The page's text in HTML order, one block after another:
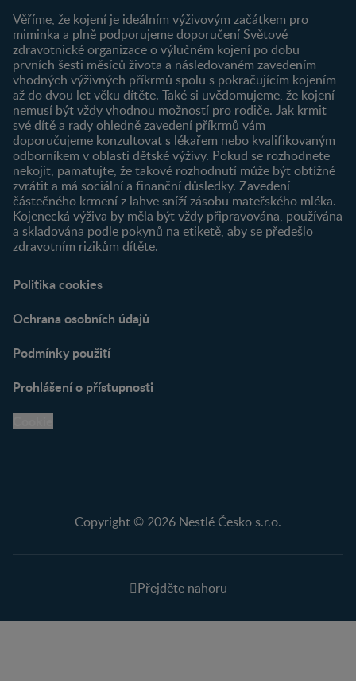
Můj účet
Registrace
Newsletter
Přihlášení
Produkty
Najít produkt
Věříme, že kojení je ideálním výživovým začátkem pro
miminka a plně podporujeme doporučení Světové
zdravotnické organizace o výlučném kojení po dobu
prvních šesti měsíců života a následovaném zavedením
vhodných výživných příkrmů spolu s pokračujícím kojením
až do dvou let věku dítěte. Také si uvědomujeme, že kojení
nemusí být vždy vhodnou možností pro rodiče. Jak krmit
své dítě a rady ohledně zavedení příkrmů vám
doporučujeme konzultovat s lékařem nebo kvalifikovaným
odborníkem v oblasti dětské výživy. Pokud se rozhodnete
nekojit, pamatujte, že takové rozhodnutí může být obtížné
zvrátit a má sociální a finanční důsledky. Zavedení
částečného krmení z lahve sníží zásobu mateřského mléka.
Kojenecká výživa by měla být vždy připravována, používána
a skladována podle pokynů na etiketě, aby se předešlo
zdravotním rizikům dítěte.
Politika cookies
Ochrana osobních údajů
Podmínky použití
Prohlášení o přístupnosti
Copyright © 2026 Nestlé Česko s.r.o.
Přejděte nahoru